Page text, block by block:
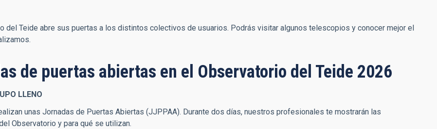
del Teide abre sus puertas a los distintos colectivos de usuarios. Podrás visitar algunos telescopios y conocer mejor el
de puertas abiertas en el Observatorio del Teide 2026
LLENO
unas Jornadas de Puertas Abiertas (JJPPAA). Durante dos días, nuestros profesionales te mostrarán las
Observatorio y para qué se utilizan.